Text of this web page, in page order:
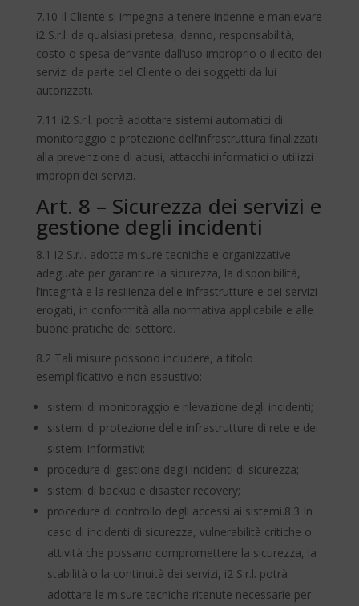
7.10 Il Cliente si impegna a tenere indenne e manlevare
i2 S.r.l. da qualsiasi pretesa, danno, responsabilità,
costo o spesa derivante dall’uso improprio o illecito dei
servizi da parte del Cliente o dei soggetti da lui
autorizzati.
7.11 i2 S.r.l. potrà adottare sistemi automatici di
monitoraggio e protezione dell’infrastruttura finalizzati
alla prevenzione di abusi, attacchi informatici o utilizzi
impropri dei servizi.
Art. 8 – Sicurezza dei servizi e
gestione degli incidenti
8.1 i2 S.r.l. adotta misure tecniche e organizzative
adeguate per garantire la sicurezza, la disponibilità,
l’integrità e la resilienza delle infrastrutture e dei servizi
erogati, in conformità alla normativa applicabile e alle
buone pratiche del settore.
8.2 Tali misure possono includere, a titolo
esemplificativo e non esaustivo:
sistemi di monitoraggio e rilevazione degli incidenti;
sistemi di protezione delle infrastrutture di rete e dei
sistemi informativi;
procedure di gestione degli incidenti di sicurezza;
sistemi di backup e disaster recovery;
procedure di controllo degli accessi ai sistemi.8.3 In
caso di incidenti di sicurezza, vulnerabilità critiche o
attività che possano compromettere la sicurezza, la
stabilità o la continuità dei servizi, i2 S.r.l. potrà
adottare le misure tecniche ritenute necessarie per